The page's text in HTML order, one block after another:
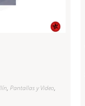
, Pantallas y Video,